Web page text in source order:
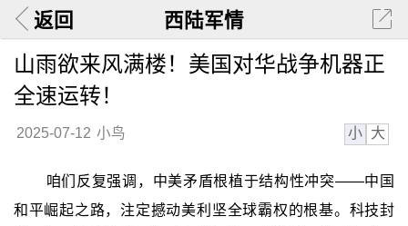
返回 西陆军情
山雨欲来风满楼！美国对华战争机器正
全速运转！
2025-07-12 小鸟 小 大
咱们反复强调，中美矛盾根植于结构性冲突——中国
和平崛起之路，注定撼动美利坚全球霸权的根基。科技封